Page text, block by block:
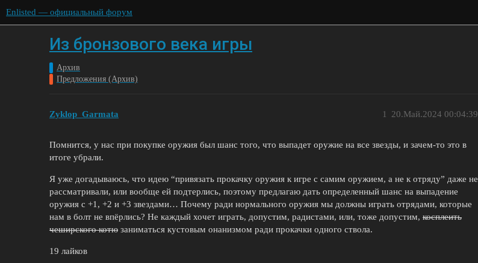
Enlisted — официальный форум
Из бронзового века игры
Архив
Предложения (Архив)
Zyklop_Garmata 20.Май.2024 00:04:39
1
Помнится, у нас при покупке оружия был шанс того, что выпадет оружие на все звезды, и зачем-то это в
итоге убрали.
Я уже догадываюсь, что идею “привязать прокачку оружия к игре с самим оружием, а не к отряду” даже не
рассматривали, или вообще ей подтерлись, поэтому предлагаю дать определенный шанс на выпадение
оружия с +1, +2 и +3 звездами… Почему ради нормального оружия мы должны играть отрядами, которые
нам в болт не впëрлись? Не каждый хочет играть, допустим, радистами, или, тоже допустим, косплеить
чеширского котю заниматься кустовым онанизмом ради прокачки одного ствола.
19 лайков